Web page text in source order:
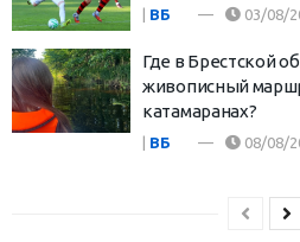
ВБ 03/08/
Где в Брестской
живописный
катамаранах?
| ВБ 08/08/